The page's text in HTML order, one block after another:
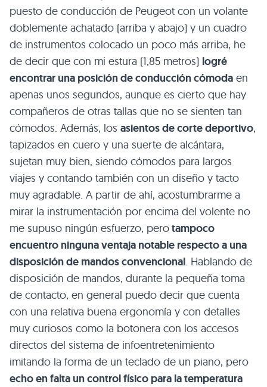
puesto de conducción de Peugeot con un volante
doblemente achatado (arriba y abajo) y un cuadro
de instrumentos colocado un poco más arriba, he
de decir que con mi estura (1,85 metros) logré
encontrar una posición de conducción cómoda en
apenas unos segundos, aunque es cierto que hay
compañeros de otras tallas que no se sienten tan
cómodos. Además, los asientos de corte deportivo,
tapizados en cuero y una suerte de alcántara,
sujetan muy bien, siendo cómodos para largos
viajes y contando también con un diseño y tacto
muy agradable. A partir de ahí, acostumbrarme a
mirar la instrumentación por encima del volente no
me supuso ningún esfuerzo, perotampoco
encuentro ninguna ventaja notable respecto a una
disposición de mandos convencional. Hablando de
disposición de mandos, durante la pequeña toma
de contacto, en general puedo decir que cuenta
con una relativa buena ergonomía y con detalles
muy curiosos como la botonera con los accesos
directos del sistema de infoentretenimiento
imitando la forma de un teclado de un piano, pero
echo en falta un control físico para la temperatura